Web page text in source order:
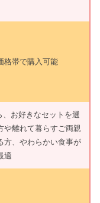
格帯で購入可能
お好きなセットを選
や離れて暮らすご両親
方、やわらかい食事が
適